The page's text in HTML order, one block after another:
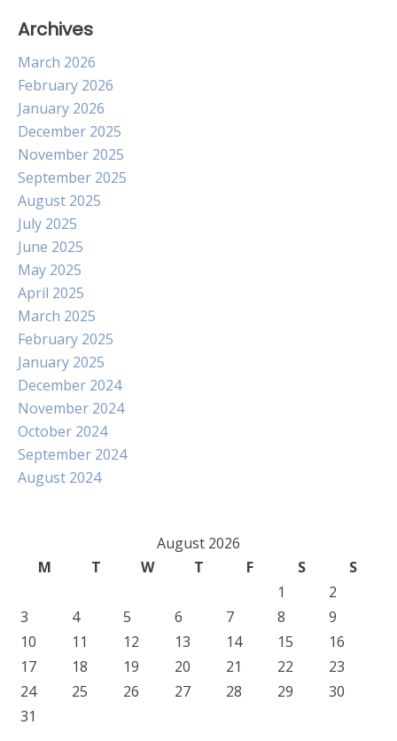
Archives
March 2026
February 2026
January 2026
December 2025
November 2025
September 2025
August 2025
July 2025
June 2025
May 2025
April 2025
March 2025
February 2025
January 2025
December 2024
November 2024
October 2024
September 2024
August 2024
August 2026
M
T W T F S
S
1
2
3
4 5 6 7 8
9
10
11 12 13 14 15
16
17
18 19 20 21 22
23
24
25 26 27 28 29
30
31